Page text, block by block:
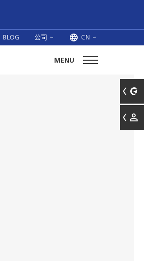
BLOG 公司 CN
MENU